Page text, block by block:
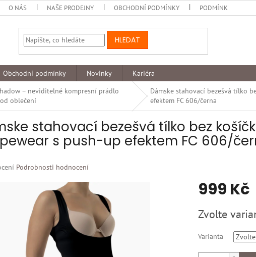
O NÁS NAŠE PRODEJNY OBCHODNÍ PODMÍNKY PODMÍNKY
HLEDAT
Obchodní podmínky Novinky Kariéra
– neviditelné kompresní prádlo
oblečení
Dámske stahovací bezešvá tílko
efektem FC 606/černa
stahovací bezešvá tílko bez
s push-up efektem FC 606/
Podrobnosti hodnocení
999 Kč
cena:
Zvolte
Varianta